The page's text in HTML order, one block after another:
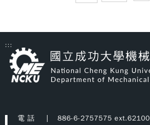
:::
電 話 886-6-2757575 ext.62100